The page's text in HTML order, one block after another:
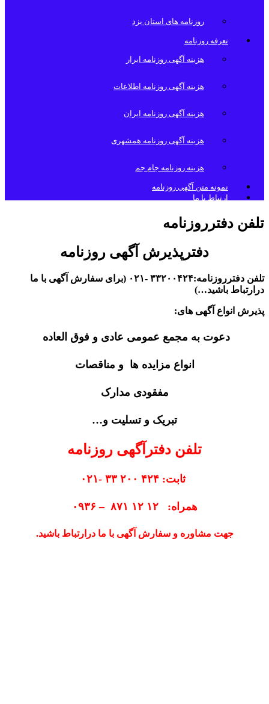
روزنامه های استان یزد
تعرفه روزنامه
هزینه آگهی روزنامه ابرار
هزینه آگهی روزنامه اطلاعات
هزینه آگهی روزنامه ایران
هزینه آگهی روزنامه همشهری
هزینه روزنامه جام جم
نمونه متن آگهی روزنامه
ارتباط با ما
تلفن دفترروزنامه
دفترپذیرش آگهی روزنامه
تلفن دفترروزنامه:۳۳۲۰۰۴۲۴ -۰۲۱ (برای سفارش آگهی با ما
درارتباط باشید…)
پذیرش انواع آگهی های:
دعوت به مجمع عمومی عادی و فوق العاده
انواع مزایده ها و مناقصات
مفقودی مدارک
تبریک و تسلیت و…
تلفن دفترآگهی روزنامه
ثابت: ۴۲۴ ۲۰۰ ۳۳ -۰۲۱
همراه: ۱۲ ۱۲ ۸۷۱ – ۰۹۳۶
جهت مشاوره و سفارش آگهی با ما درارتباط باشید.